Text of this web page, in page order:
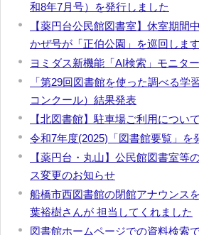
和8年7月号）を発行しました
【薬円台公民館図書室】休室期間
かぜ号が「正伯公園」を巡回します
ヨミダス新機能「AI検索」モニタ
「第29回図書館を使った調べる学
コンクール）結果発表
【北図書館】駐車場ご利用につい
令和7年度(2025)「図書館要覧」を
【薬円台・丸山】公民館図書室等
ス変更のお知らせ
船橋市西図書館の閉館アナウンス
葉裕樹さんが 担当してくれました
図書館ホームページでの資料検索